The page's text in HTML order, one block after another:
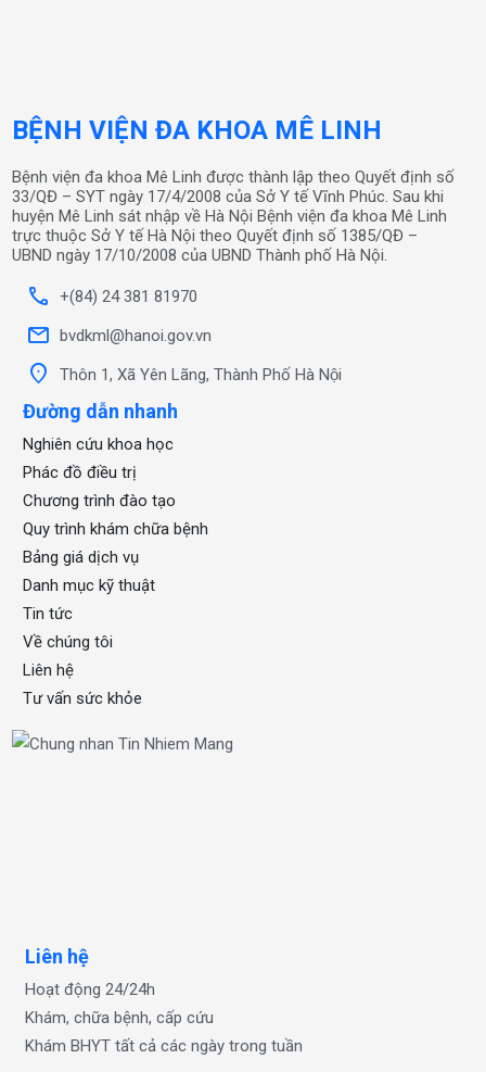
BỆNH VIỆN ĐA KHOA MÊ LINH
Bệnh viện đa khoa Mê Linh được thành lập theo Quyết định số
33/QĐ – SYT ngày 17/4/2008 của Sở Y tế Vĩnh Phúc. Sau khi
huyện Mê Linh sát nhập về Hà Nội Bệnh viện đa khoa Mê Linh
trực thuộc Sở Y tế Hà Nội theo Quyết định số 1385/QĐ –
UBND ngày 17/10/2008 của UBND Thành phố Hà Nội.
call +(84) 24 381 81970
mail bvdkml@hanoi.gov.vn
location_on Thôn 1, Xã Yên Lãng, Thành Phố Hà Nội
Đường dẫn nhanh
Nghiên cứu khoa học
Phác đồ điều trị
Chương trình đào tạo
Quy trình khám chữa bệnh
Bảng giá dịch vụ
Danh mục kỹ thuật
Tin tức
Về chúng tôi
Liên hệ
Tư vấn sức khỏe
Liên hệ
Hoạt động 24/24h
Khám, chữa bệnh, cấp cứu
Khám BHYT tất cả các ngày trong tuần